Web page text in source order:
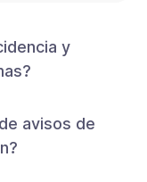
y
avisos de